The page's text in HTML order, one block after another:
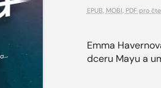
EPUB MOBI PDF pro
Emma
dceru Mayu a